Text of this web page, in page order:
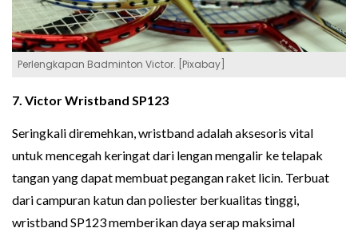
Perlengkapan Badminton Victor. [Pixabay]
7. Victor Wristband SP123
Seringkali diremehkan, wristband adalah aksesoris vital
untuk mencegah keringat dari lengan mengalir ke telapak
tangan yang dapat membuat pegangan raket licin. Terbuat
dari campuran katun dan poliester berkualitas tinggi,
wristband SP123 memberikan daya serap maksimal